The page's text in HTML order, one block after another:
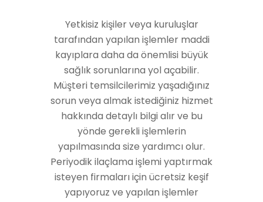
Yetkisiz kişiler veya kuruluşlar
tarafından yapılan işlemler maddi
kayıplara daha da önemlisi büyük
sağlık sorunlarına yol açabilir.
Müşteri temsilcilerimiz yaşadığınız
sorun veya almak istediğiniz hizmet
hakkında detaylı bilgi alır ve bu
yönde gerekli işlemlerin
yapılmasında size yardımcı olur.
Periyodik ilaçlama işlemi yaptırmak
isteyen firmaları için ücretsiz keşif
yapıyoruz ve yapılan işlemler